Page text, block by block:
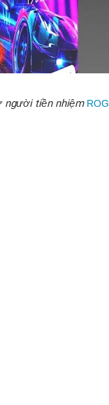
người tiền nhiệm ROG